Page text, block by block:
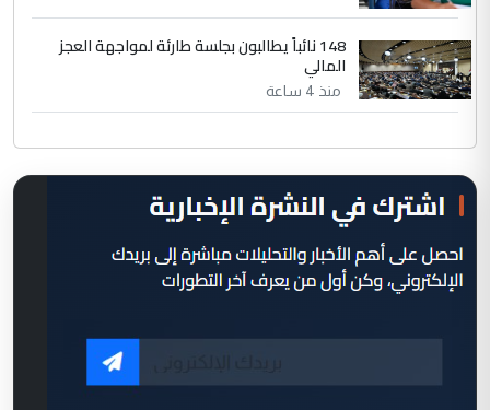
148 نائباً يطالبون بجلسة طارئة لمواجهة العجز
المالي
منذ 4 ساعة